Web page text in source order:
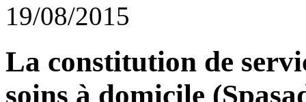
19/08/2015
La constitution de
soins à domicile